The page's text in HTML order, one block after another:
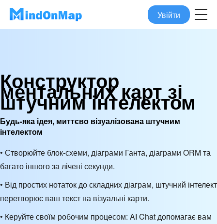
Увійти
Конструктор
ментальних карт зі
штучним інтелектом
Будь-яка ідея, миттєво візуалізована штучним
інтелектом
• Створюйте блок-схеми, діаграми Ганта, діаграми ORM та
багато іншого за лічені секунди.
• Від простих нотаток до складних діаграм, штучний інтелект
перетворює ваш текст на візуальні карти.
• Керуйте своїм робочим процесом: AI Chat допомагає вам